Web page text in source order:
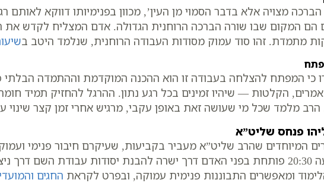
מצויה אלא בדבר הסמוי מן העין’, מכוון בפנימיותו דווקא
המקום שבו שורה הברכה הרוחנית הגדולה. אדם המצליח לקדש את
מתמדת. זהו סוד עמוק מסודות העבודה הרוחנית, שנלמד היטב ב
כי המפתח להצלחה בעבודה זו הוא ההכנה המוקדמת וההתמדה
הקלטות — שיהיו זמינים בכל רגע נתון. ההרגל להחזיק תמיד
מלמד שכל מי שעושה זאת באופן עקבי, מרגיש אחרי זמן קצר שינוי
פנחס שליט”א
המיוחדים שהרב שליט”א מעביר בקביעות, שעיקרם חיבור פנימי
לשיעורי הזום בימי שני ורביעי בשעה 20:30 פותחת בפני האדם דרך ישרה להבנת יסודות
ומאפשרים התבוננות פנימית עמוקה, ובפרט לקראת החגים